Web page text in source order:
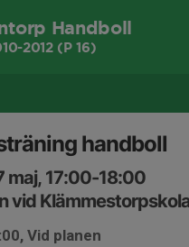
Handboll
2012 (P 16)
handboll
maj, 17:00-18:00
vid
Vid planen